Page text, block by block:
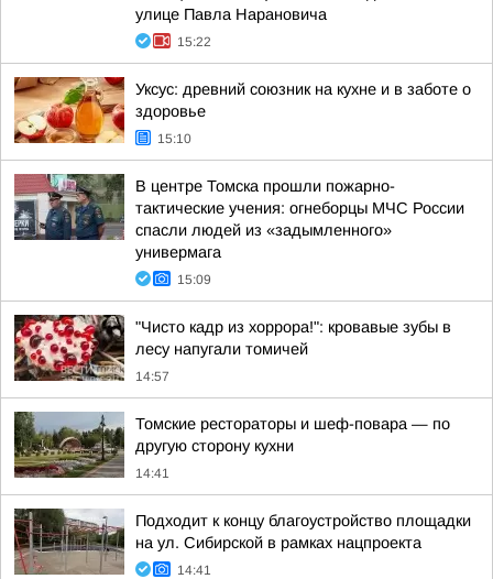
улице Павла Нарановича
15:22
Уксус: древний союзник на кухне и в заботе о
здоровье
15:10
В центре Томска прошли пожарно-
тактические учения: огнеборцы МЧС России
спасли людей из «задымленного»
универмага
15:09
"Чисто кадр из хоррора!": кровавые зубы в
лесу напугали томичей
14:57
Томские рестораторы и шеф-повара — по
другую сторону кухни
14:41
Подходит к концу благоустройство площадки
на ул. Сибирской в рамках нацпроекта
14:41